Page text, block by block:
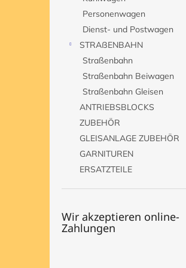
Personenwagen
Dienst- und Postwagen
STRAßENBAHN
Straßenbahn
Straßenbahn Beiwagen
Straßenbahn Gleisen
ANTRIEBSBLOCKS
ZUBEHÖR
GLEISANLAGE ZUBEHÖR
GARNITUREN
ERSATZTEILE
Wir akzeptieren online-
Zahlungen